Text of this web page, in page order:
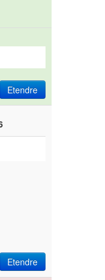
Etendre
Etendre